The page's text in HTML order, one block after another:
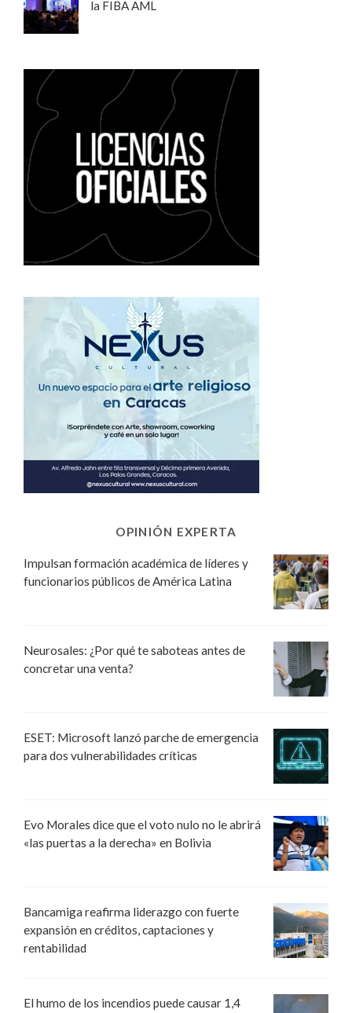
la FIBA AML
OPINIÓN EXPERTA
Impulsan formación académica de líderes y
funcionarios públicos de América Latina
Neurosales: ¿Por qué te saboteas antes de
concretar una venta?
ESET: Microsoft lanzó parche de emergencia
para dos vulnerabilidades críticas
Evo Morales dice que el voto nulo no le abrirá
«las puertas a la derecha» en Bolivia
Bancamiga reafirma liderazgo con fuerte
expansión en créditos, captaciones y
rentabilidad
El humo de los incendios puede causar 1,4